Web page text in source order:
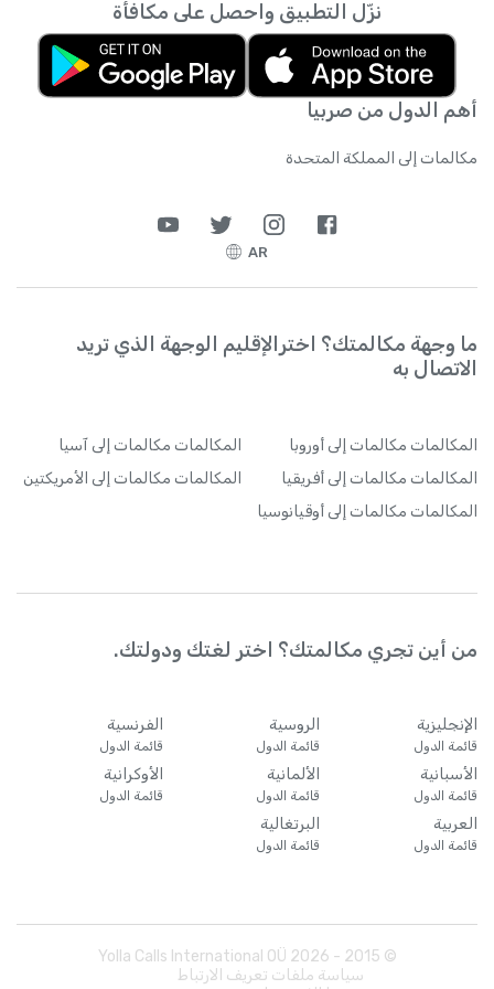
الإنترنت متى يشاء.
أهم الدول من صربيا
مكالمات إلى المملكة المتحدة
نزّل التطبيق واحصل على مكافأة
AR
ما وجهة مكالمتك؟ اخترالإقليم الوجهة الذي تريد
الاتصال به
المكالمات مكالمات إلى أوروبا المكالمات مكالمات إلى آسيا
المكالمات مكالمات إلى أفريقيا المكالمات مكالمات إلى الأمريكتين
المكالمات مكالمات إلى أوقيانوسيا
من أين تجري مكالمتك؟ اختر لغتك ودولتك.
الإنجليزية
قائمة الدول
الروسية
قائمة الدول
الفرنسية
قائمة الدول
الأسبانية
قائمة الدول
الألمانية
قائمة الدول
الأوكرانية
قائمة الدول
العربية
قائمة الدول
البرتغالية
قائمة الدول
© 2015 -
2026
سياسة ملفات تعريف الارتباط